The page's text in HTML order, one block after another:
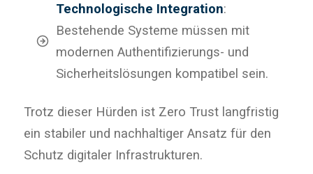
Technologische Integration:
Bestehende Systeme müssen mit
modernen Authentifizierungs- und
Sicherheitslösungen kompatibel sein.
Trotz dieser Hürden ist Zero Trust langfristig
ein stabiler und nachhaltiger Ansatz für den
Schutz digitaler Infrastrukturen.